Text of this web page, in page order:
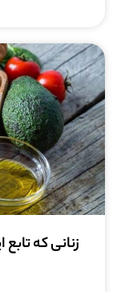
زنانی که